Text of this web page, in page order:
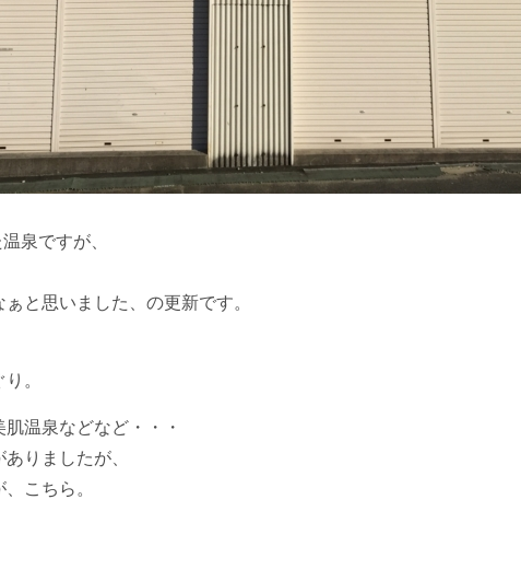
泉ですが、
と思いました、の更新です。
。
温泉などなど・・・
りましたが、
こちら。